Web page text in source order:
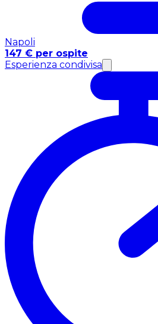
Napoli
147 € per ospite
Esperienza condivisa